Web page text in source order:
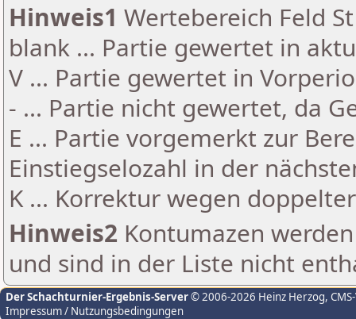
Hinweis1 Wertebereich Feld
blank ... Partie gewertet in
V ... Partie gewertet in
- ... Partie nicht gewertet, da
E ... Partie vorgemerkt zur
Einstiegselozahl in der
K ... Korrektur wegen
Hinweis2 Kontumazen
und sind in der Liste nicht
Der Schachturnier-Ergebnis-Server© 2006-2026 Heinz Herzog,
Impressum / Nutzungsbedingungen